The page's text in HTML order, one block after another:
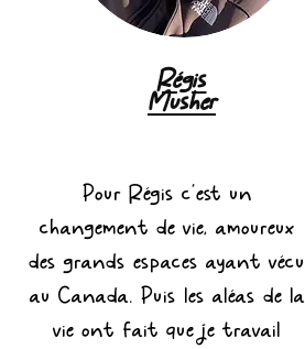
Régis
Musher
Pour Régis c'est un
changement de vie, amoureux
des grands espaces ayant vécu
au Canada. Puis les aléas de la
vie ont fait que je travail